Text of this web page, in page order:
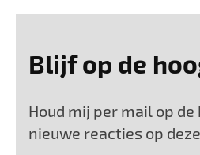
Blijf op de
Houd mij per mail op de
nieuwe reacties op